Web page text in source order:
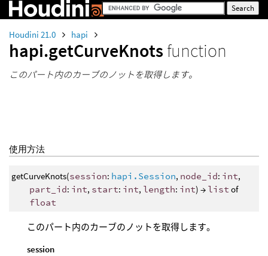
Houdini 21.0 hapi
hapi.getCurveKnots function
このパート内のカーブのノットを取得します。
使用方法
getCurveKnots(session: hapi.Session, node_id: int,
part_id: int, start: int, length: int) → list of
float
このパート内のカーブのノットを取得します。
session